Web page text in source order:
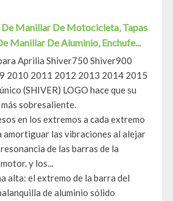
Manillar De Motocicleta, Tapas
Manillar De Aluminio, Enchufe...
Aprilia Shiver750 Shiver900
2010 2011 2012 2013 2014 2015
(SHIVER) LOGO hace que su
sobresaliente.
en los extremos a cada extremo
amortiguar las vibraciones al alejar
de las barras de la
y los...
alta: el extremo de la barra del
de aluminio sólido